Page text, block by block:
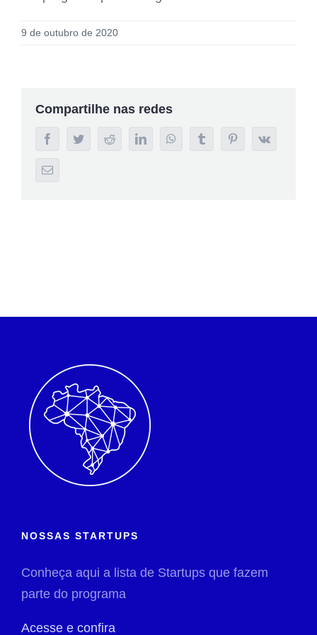
9 de outubro de 2020
Compartilhe nas redes
FacebookTwitterRedditLinkedInWhatsAppTumblr PinterestVk
E-
NOSSAS STARTUPS
Conheça aqui a lista de Startups que fazem
parte do programa
Acesse e confira